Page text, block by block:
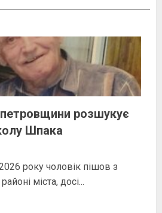
розшукує
Шпака
року чоловік пішов з
міста, досі...